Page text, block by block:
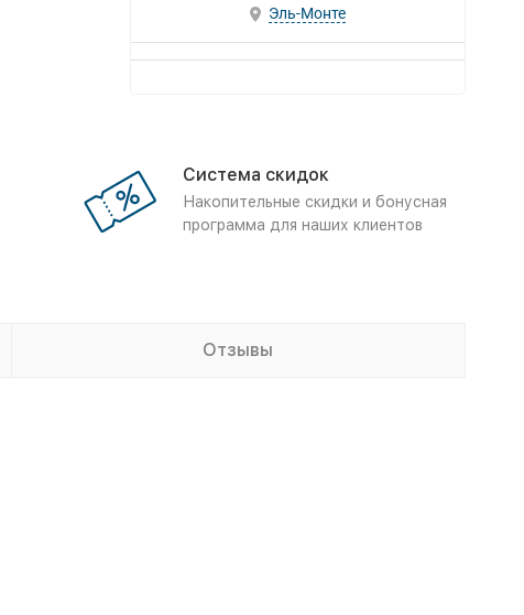
Эль-Монте
Система скидок
Накопительные скидки и бонусная
программа для наших клиентов
Отзывы